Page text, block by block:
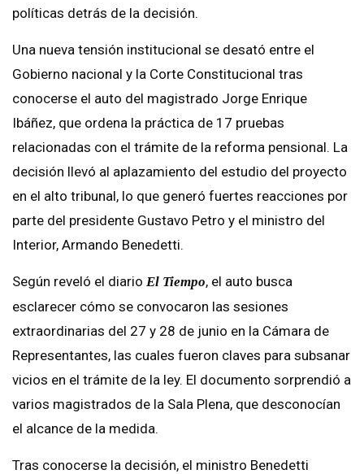
políticas detrás de la decisión.
Una nueva tensión institucional se desató entre el
Gobierno nacional y la Corte Constitucional tras
conocerse el auto del magistrado Jorge Enrique
Ibáñez, que ordena la práctica de 17 pruebas
relacionadas con el trámite de la reforma pensional. La
decisión llevó al aplazamiento del estudio del proyecto
en el alto tribunal, lo que generó fuertes reacciones por
parte del presidente Gustavo Petro y el ministro del
Interior, Armando Benedetti.
Según reveló el diario El Tiempo, el auto busca
esclarecer cómo se convocaron las sesiones
extraordinarias del 27 y 28 de junio en la Cámara de
Representantes, las cuales fueron claves para subsanar
vicios en el trámite de la ley. El documento sorprendió a
varios magistrados de la Sala Plena, que desconocían
el alcance de la medida.
Tras conocerse la decisión, el ministro Benedetti